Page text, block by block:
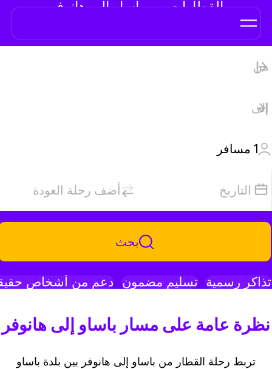
القطارات من باساو إلى هانوفر
1 مسافر
التاريخ أضف رحلة العودة
بحث
تذاكر رسمية تسليم مضمون دعم من أشخاص
نظرة عامة على مسار باساو إلى هانوفر
تربط رحلة القطار من باساو إلى هانوفر بين بلدة باساو